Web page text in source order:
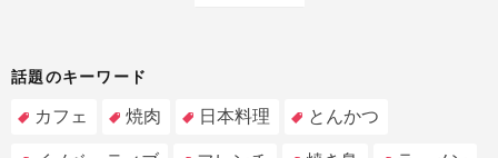
話題のキーワード
カフェ 焼肉 日本料理 とんかつ